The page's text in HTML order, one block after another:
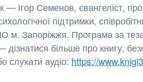
— Ігор Семенов, євангеліст,
підтримки,
м. Запоріжжя. Програма за
дізнатися більше про книгу,
слухати аудіо: https://